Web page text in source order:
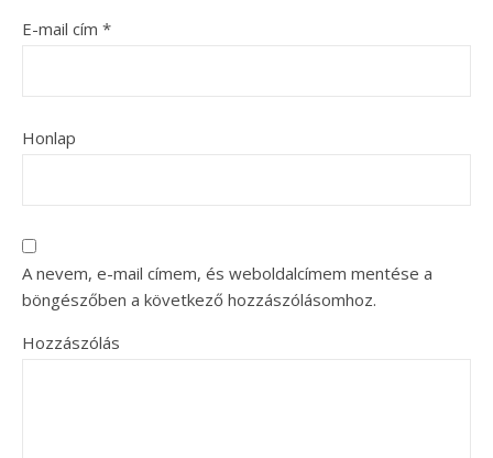
E-mail cím *
Honlap
A nevem, e-mail címem, és weboldalcímem mentése a
böngészőben a következő hozzászólásomhoz.
Hozzászólás